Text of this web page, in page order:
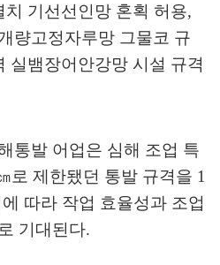
치 기선선인망 혼획 허용,
량고정자루망 그물코 규
실뱀장어안강망 시설 규격
통발 어업은 심해 조업 특
로 제한됐던 통발 규격을 1
에 따라 작업 효율성과 조업
기대된다.